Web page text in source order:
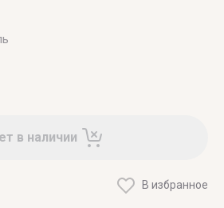
в наличии
В избранное